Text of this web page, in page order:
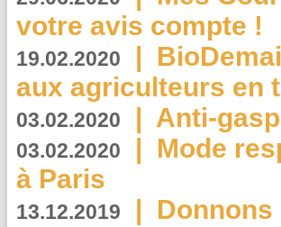
votre avis compte !
19.02.2020 |
aux agriculteurs en
03.02.2020 | Anti-
03.02.2020 | Mode
à Paris
13.12.2019 |